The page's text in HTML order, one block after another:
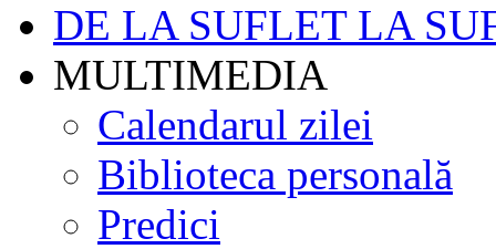
DE LA SUFLET LA
MULTIMEDIA
Calendarul zilei
Biblioteca personală
Predici